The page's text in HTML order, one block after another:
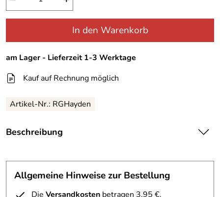
In den Warenkorb
am Lager - Lieferzeit 1-3 Werktage
Kauf auf Rechnung möglich
Artikel-Nr.: RGHayden
Beschreibung
Regatta Doppeljacke Hayden für
Herren
Allgemeine Hinweise zur Bestellung
Die Versandkosten betragen 3,95 €.